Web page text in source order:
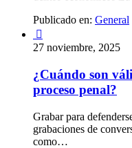
Publicado en: General

27 noviembre, 2025
¿Cuándo son
proceso penal?
Grabar para
grabaciones de
como…